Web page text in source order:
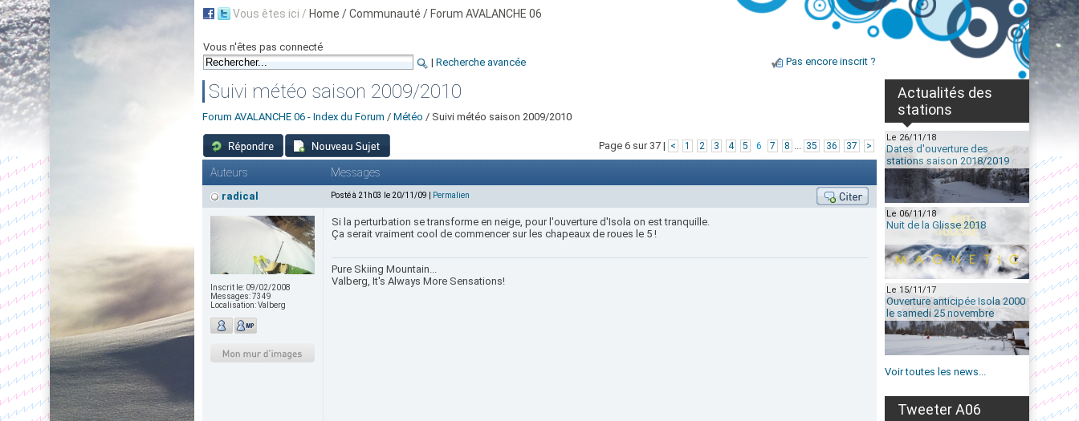
Vous êtes ici / Home / Communauté / Forum AVALANCHE 06
Vous n'êtes pas connecté
| Recherche avancée Pas encore inscrit ?
Suivi météo saison 2009/2010
Forum AVALANCHE 06 - Index du Forum / Météo / Suivi météo saison 2009/2010
Page 6 sur 37 | < 1 2 3 4 5 6 7 8 ... 35 36 37 >
Auteurs Messages
radical Posté à 21h03 le 20/11/09 | Permalien
Inscrit le: 09/02/2008
Messages:7349
Localisation:Valberg
Si la perturbation se transforme en neige, pour l'ouverture d'Isola on est tranquille.
Ça serait vraiment cool de commencer sur les chapeaux de roues le 5 !
Pure Skiing Mountain...
Valberg, It's Always More Sensations!
Actualités des
stations
Le 26/11/18
Dates d'ouverture des
stations saison 2018/2019
Le 06/11/18
Nuit de la Glisse 2018
Le 15/11/17
Ouverture anticipée Isola 2000
le samedi 25 novembre
Voir toutes les news...
Tweeter A06